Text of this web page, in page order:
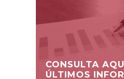
CONSULTA
ÚLTIMOS